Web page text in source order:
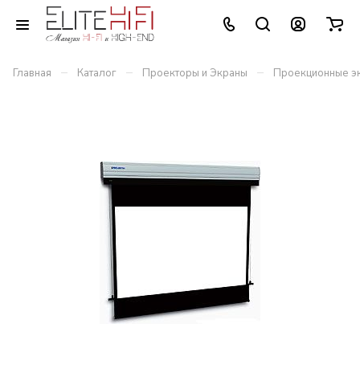
Главная – Каталог – Проекторы и Экраны – Проекционные